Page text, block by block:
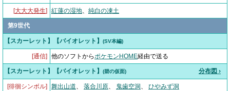
[大大大発生] 紅蓮の湿地、 純白の凍土
第9世代
【スカーレット】【バイオレット】 (SV本編)
[通信] 他のソフトからポケモンHOME経由で送る
【スカーレット】【バイオレット】 (碧の仮面) 分布図 ›
[徘徊シンボル] 舞出山道、 落合川原、 鬼歯空洞 、 ひやみず洞